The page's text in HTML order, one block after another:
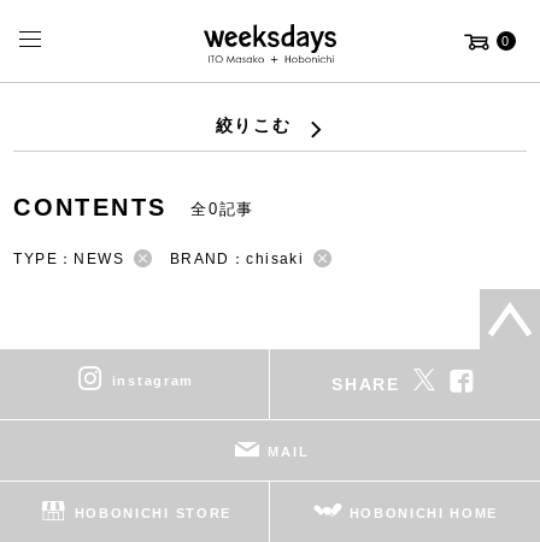
0
絞りこむ
CONTENTS 全0記事
TYPE：NEWS BRAND：chisaki
instagram SHARE
MAIL
HOBONICHI STORE HOBONICHI HOME